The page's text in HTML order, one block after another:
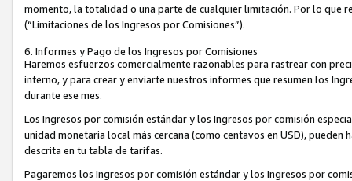
momento, la totalidad o una parte de cualquier limitación. Por lo que
(“Limitaciones de los Ingresos por Comisiones”).
6. Informes y Pago de los Ingresos por Comisiones
Haremos esfuerzos comercialmente razonables para rastrear con
interno, y para crear y enviarte nuestros informes que resumen los
durante ese mes.
Los Ingresos por comisión estándar y los Ingresos por comisión
unidad monetaria local más cercana (como centavos en USD),
descrita en tu tabla de tarifas.
Pagaremos los Ingresos por comisión estándar y los Ingresos por